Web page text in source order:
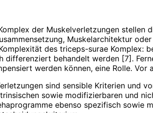
der Muskelverletzungen stellen
Muskelarchitektur
des triceps-surae Komplex:
differenziert behandelt werden [7].
werden können, eine Rolle.
sind sensible Kriterien und
sowie modifizier­baren und
ebenso spezifisch sowie